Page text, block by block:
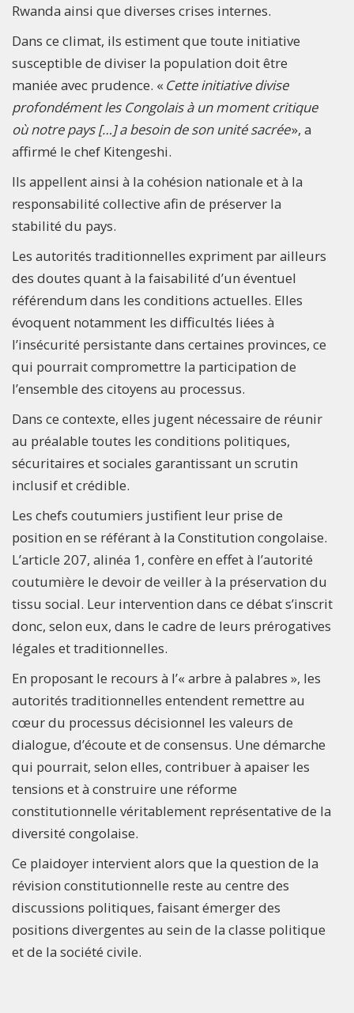
Rwanda ainsi que diverses crises internes.
Dans ce climat, ils estiment que toute initiative
susceptible de diviser la population doit être
maniée avec prudence. « Cette initiative divise
profondément les Congolais à un moment critique
où notre pays […] a besoin de son unité sacrée», a
affirmé le chef Kitengeshi.
Ils appellent ainsi à la cohésion nationale et à la
responsabilité collective afin de préserver la
stabilité du pays.
Les autorités traditionnelles expriment par ailleurs
des doutes quant à la faisabilité d’un éventuel
référendum dans les conditions actuelles. Elles
évoquent notamment les difficultés liées à
l’insécurité persistante dans certaines provinces, ce
qui pourrait compromettre la participation de
l’ensemble des citoyens au processus.
Dans ce contexte, elles jugent nécessaire de réunir
au préalable toutes les conditions politiques,
sécuritaires et sociales garantissant un scrutin
inclusif et crédible.
Les chefs coutumiers justifient leur prise de
position en se référant à la Constitution congolaise.
L’article 207, alinéa 1, confère en effet à l’autorité
coutumière le devoir de veiller à la préservation du
tissu social. Leur intervention dans ce débat s’inscrit
donc, selon eux, dans le cadre de leurs prérogatives
légales et traditionnelles.
En proposant le recours à l’« arbre à palabres », les
autorités traditionnelles entendent remettre au
cœur du processus décisionnel les valeurs de
dialogue, d’écoute et de consensus. Une démarche
qui pourrait, selon elles, contribuer à apaiser les
tensions et à construire une réforme
constitutionnelle véritablement représentative de la
diversité congolaise.
Ce plaidoyer intervient alors que la question de la
révision constitutionnelle reste au centre des
discussions politiques, faisant émerger des
positions divergentes au sein de la classe politique
et de la société civile.